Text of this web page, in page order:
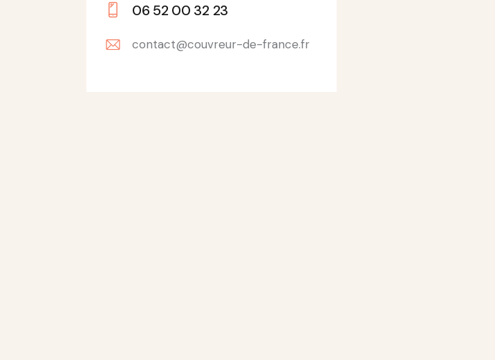
06 52 00 32 23
contact@couvreur-de-france.fr